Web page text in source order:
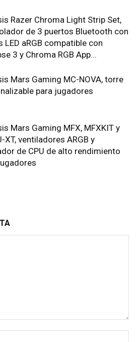
Razer Chroma Light Strip Set,
de 3 puertos Bluetooth con
LED aRGB compatible con
3 y Chroma RGB App...
Mars Gaming MC-NOVA, torre
para jugadores
Mars Gaming MFX, MFXKIT y
XT, ventiladores ARGB y
de CPU de alto rendimiento